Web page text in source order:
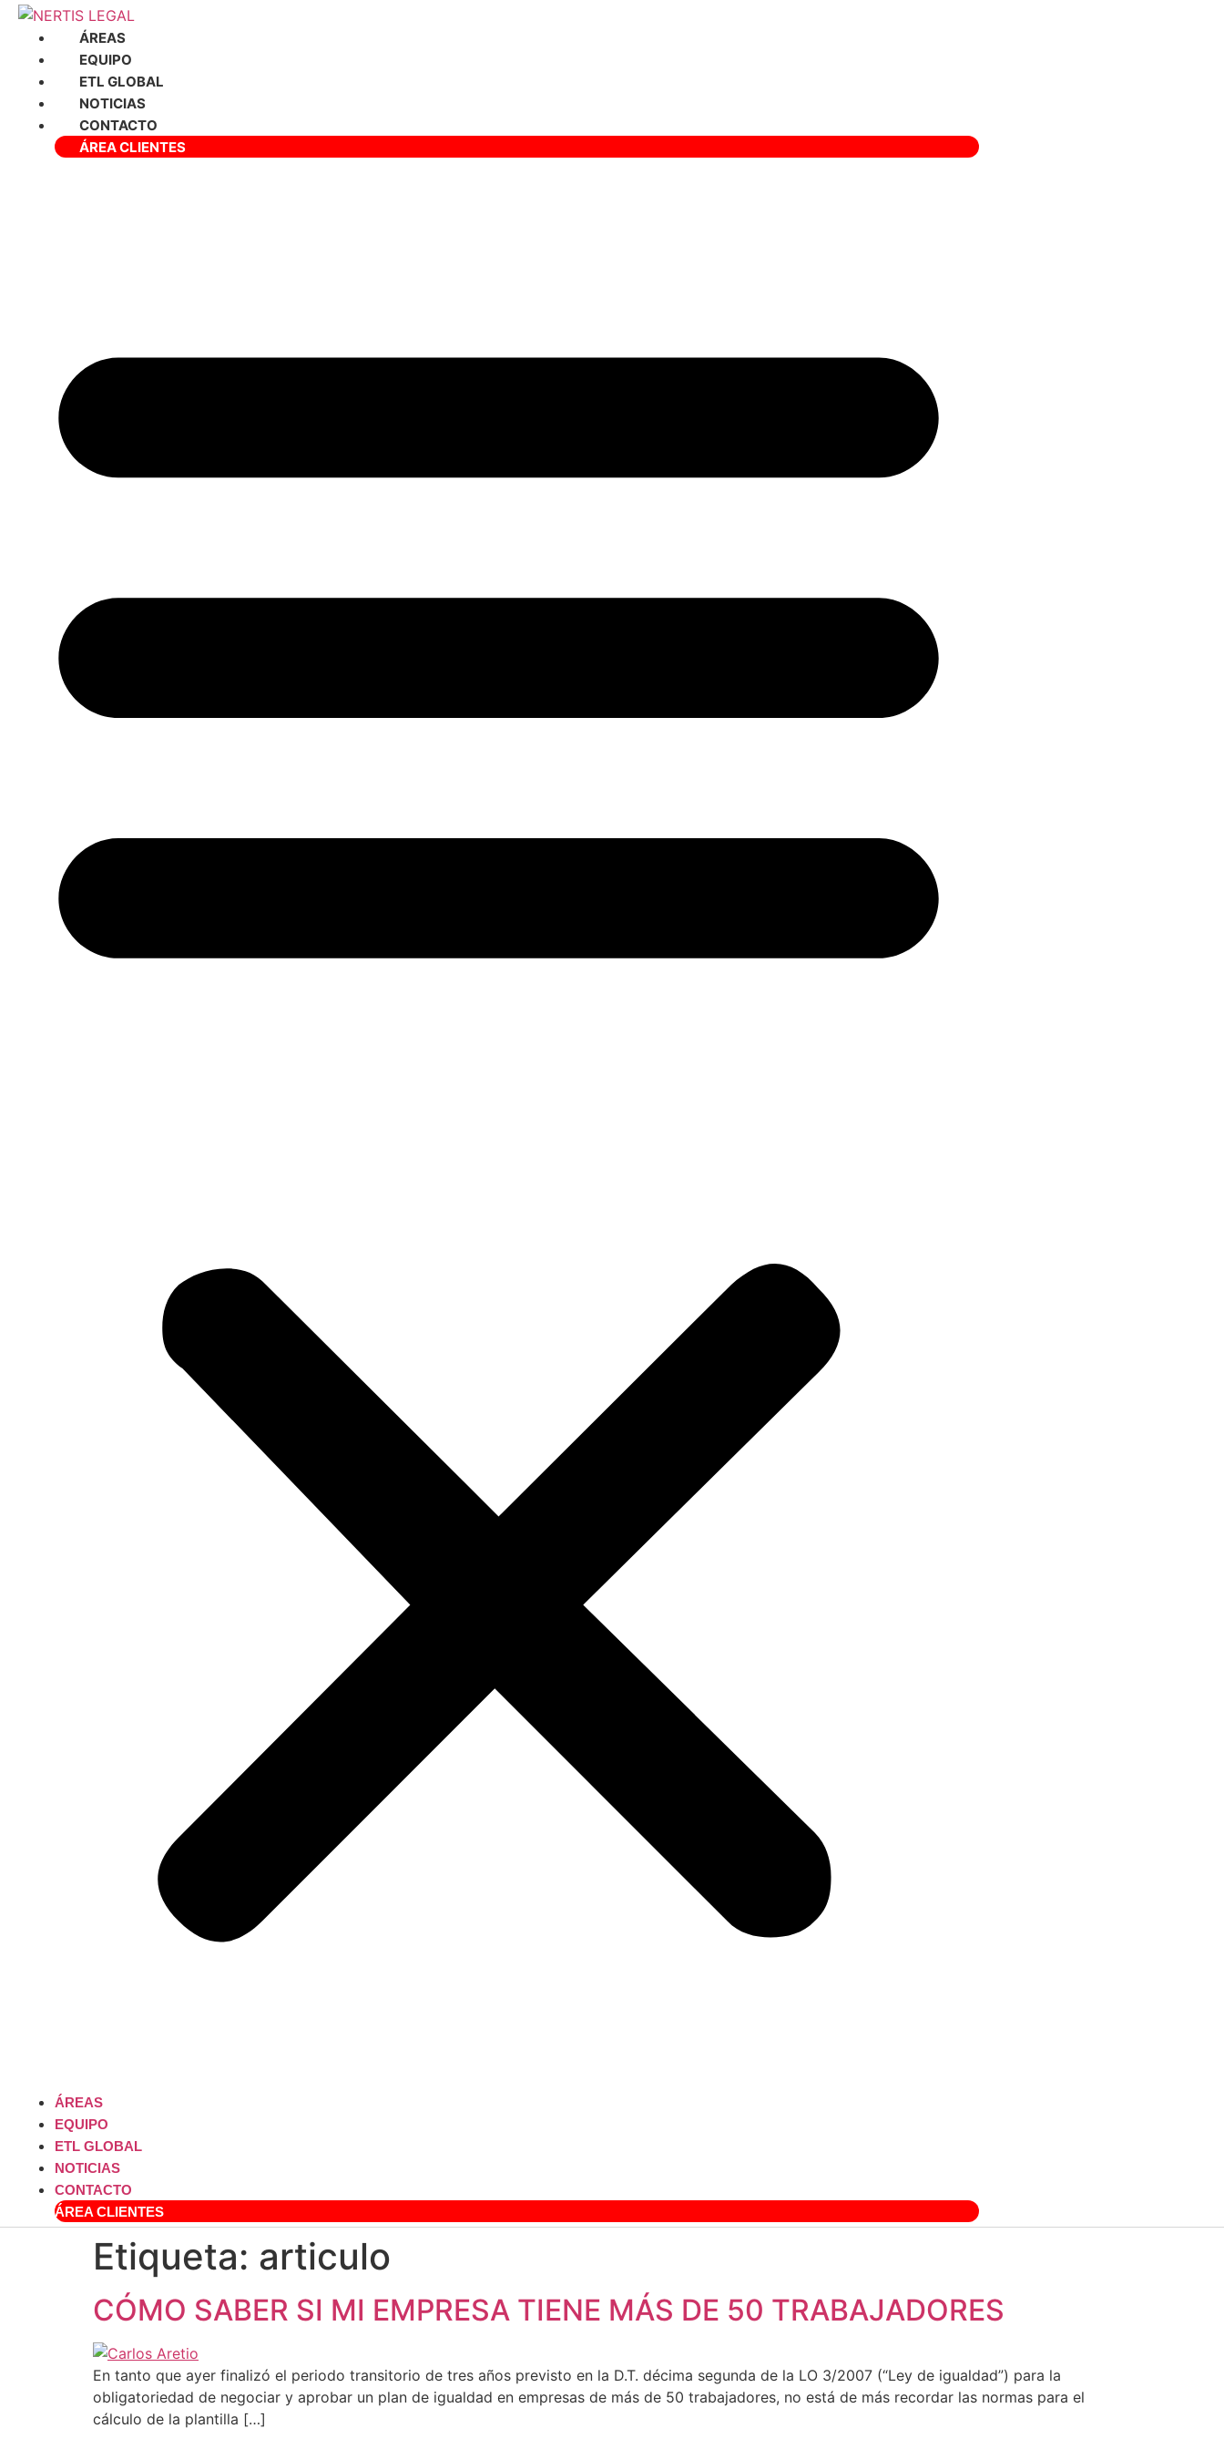
contenido
ÁREAS
EQUIPO
ETL GLOBAL
NOTICIAS
CONTACTO
ÁREA CLIENTES
ÁREAS
EQUIPO
ETL GLOBAL
NOTICIAS
CONTACTO
ÁREA CLIENTES
Etiqueta: articulo
CÓMO SABER SI MI EMPRESA TIENE MÁS DE 50 TRABAJADORES
En tanto que ayer finalizó el periodo transitorio de tres años previsto en la D.T. décima segunda de la LO 3/2007 (“Ley de igualdad”) para la
obligatoriedad de negociar y aprobar un plan de igualdad en empresas de más de 50 trabajadores, no está de más recordar las normas para el
cálculo de la plantilla […]